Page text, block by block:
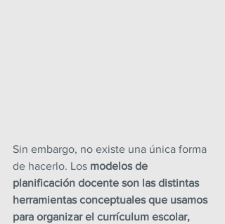
Sin embargo, no existe una única forma
de hacerlo. Los modelos de
planificación docente son las distintas
herramientas conceptuales que usamos
para organizar el currículum escolar,